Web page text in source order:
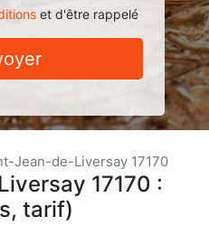
et d'être rappelé
Jean-de-Liversay 17170
17170 :
tarif)